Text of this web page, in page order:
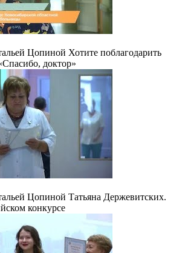
Цопиной Хотите поблагодарить
доктор»
Цопиной Татьяна Держевитских.
конкурсе